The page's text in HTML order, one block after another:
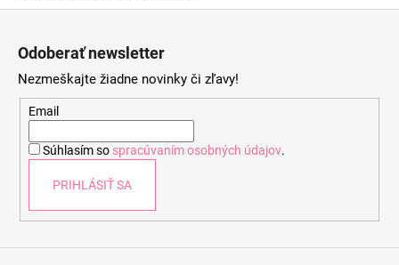
Odoberať newsletter
Nezmeškajte žiadne novinky či zľavy!
Email
Súhlasím so spracúvaním osobných údajov.
PRIHLÁSIŤ SA